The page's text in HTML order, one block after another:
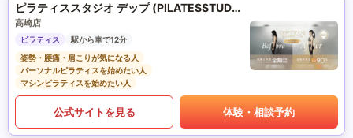
ピラティススタジオ デップ (PILATESSTUDIO DEP)
高崎店
ピラティス
駅から車で12分
姿勢・腰痛・肩こりが気になる人
パーソナルピラティスを始めたい人
マシンピラティスを始めたい人
公式サイトを見る 体験・相談予約